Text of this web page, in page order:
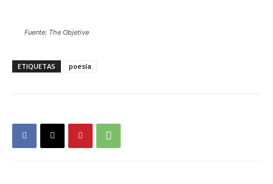
Fuente: The Objetive
ETIQUETAS poesía